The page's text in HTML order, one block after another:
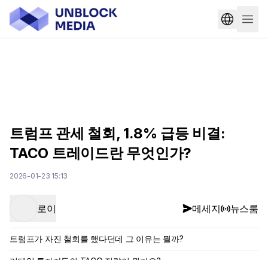
트럼프 관세 철회, 1.8% 급등 비결:
TACO 트레이드란 무엇인가?
2026-01-23 15:13
로이 메세지 뉴스룸
트럼프가 자진 철회를 했다던데 그 이유는 뭘까?